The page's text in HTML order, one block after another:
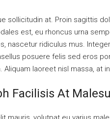
sollicitudin at. Proin sagittis
est, eu rhoncus urna
nascetur ridiculus mus.
posuere felis sed eros
Aliquam laoreet nisl massa, at
Facilisis At